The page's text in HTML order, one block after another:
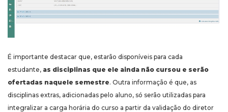
É importante destacar que, estarão disponíveis para cada
estudante, as disciplinas que ele ainda não cursou e serão
ofertadas naquele semestre. Outra informação é que, as
disciplinas extras, adicionadas pelo aluno, só serão utilizadas para
integralizar a carga horária do curso a partir da validação do diretor